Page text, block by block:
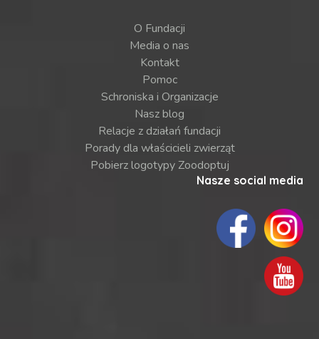
O Fundacji
Media o nas
Kontakt
Pomoc
Schroniska i Organizacje
Nasz blog
Relacje z działań fundacji
Porady dla właścicieli zwierząt
Pobierz logotypy Zoodoptuj
Nasze social media